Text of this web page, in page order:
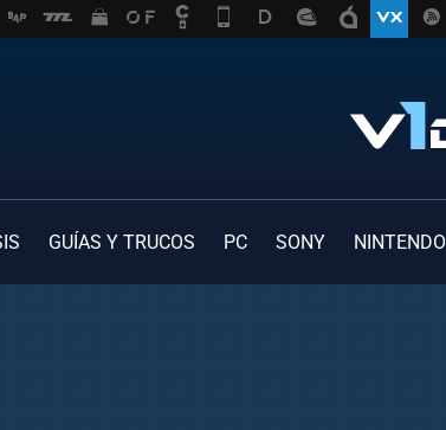
GUÍAS Y TRUCOS PC SONY NINTENDO